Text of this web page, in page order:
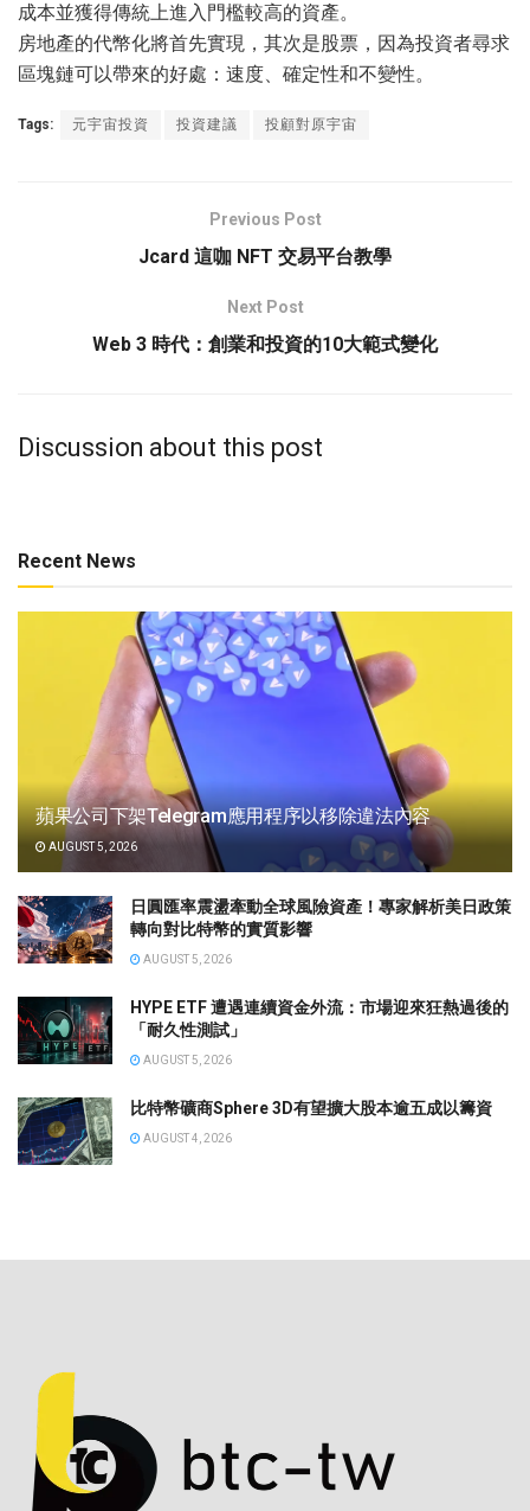
成本並獲得傳統上進入門檻較高的資產。
房地產的代幣化將首先實現，其次是股票，因為投資者尋求
區塊鏈可以帶來的好處：速度、確定性和不變性。
Tags: 元宇宙投資 投資建議 投顧對原宇宙
Previous Post
Jcard 這咖 NFT 交易平台教學
Next Post
Web 3 時代：創業和投資的10大範式變化
Discussion about this post
Recent News
蘋果公司下架Telegram應用程序以移除違法內容
AUGUST 5, 2026
日圓匯率震盪牽動全球風險資產！專家解析美日政策
轉向對比特幣的實質影響
AUGUST 5, 2026
HYPE ETF 遭遇連續資金外流：市場迎來狂熱過後的
「耐久性測試」
AUGUST 5, 2026
比特幣礦商Sphere 3D有望擴大股本逾五成以籌資
AUGUST 4, 2026